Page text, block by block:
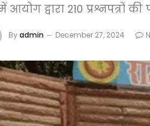
आयोग द्वारा 210 प्रश्नपत्रों
Byadmin December 27, 2024